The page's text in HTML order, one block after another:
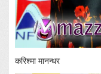
करिश्मा मानन्धर